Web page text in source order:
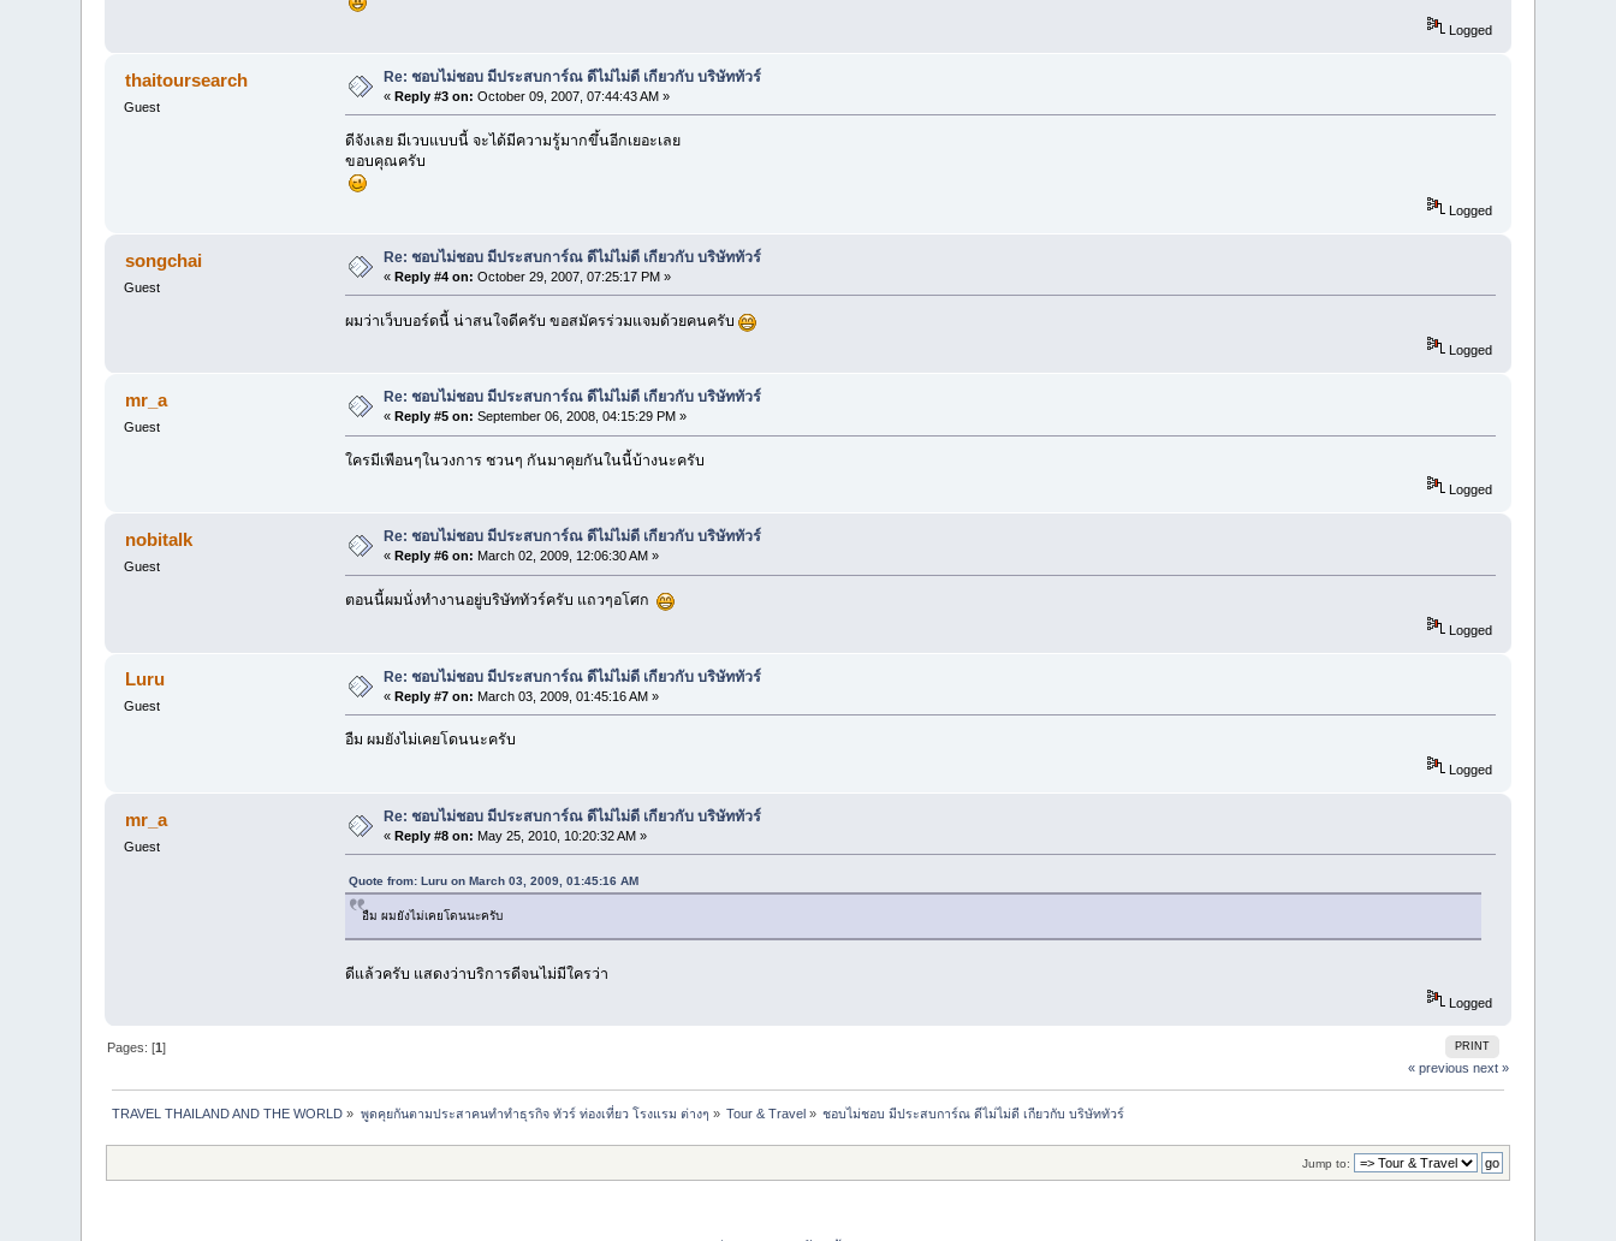
Logged
thaitoursearch
Guest
Re: ชอบไม่ชอบ มีประสบการ์ณ ดีไม่ไม่ดี เกียวกับ บริษัททัวร์
«Reply #3 on: October 09, 2007, 07:44:43 AM »
ดีจังเลย มีเวบแบบนี้ จะได้มีความรู้มากขึ้นอีกเยอะเลย
ขอบคุณครับ
Logged
songchai
Guest
Re: ชอบไม่ชอบ มีประสบการ์ณ ดีไม่ไม่ดี เกียวกับ บริษัททัวร์
«Reply #4 on: October 29, 2007, 07:25:17 PM »
ผมว่าเว็บบอร์ดนี้ น่าสนใจดีครับ ขอสมัครร่วมแจมด้วยคนครับ
Logged
mr_a
Guest
Re: ชอบไม่ชอบ มีประสบการ์ณ ดีไม่ไม่ดี เกียวกับ บริษัททัวร์
«Reply #5 on: September 06, 2008, 04:15:29 PM »
ใครมีเพือนๆในวงการ ชวนๆ กันมาคุยกันในนี้บ้างนะครับ
Logged
nobitalk
Guest
Re: ชอบไม่ชอบ มีประสบการ์ณ ดีไม่ไม่ดี เกียวกับ บริษัททัวร์
« Reply #6 on: March 02, 2009, 12:06:30 AM »
ตอนนี้ผมนั่งทำงานอยู่บริษัททัวร์ครับ แถวๆอโศก
Logged
Luru
Guest
Re: ชอบไม่ชอบ มีประสบการ์ณ ดีไม่ไม่ดี เกียวกับ บริษัททัวร์
«Reply #7 on: March 03, 2009, 01:45:16 AM »
อืม ผมยังไม่เคยโดนนะครับ
Logged
mr_a
Guest
Re: ชอบไม่ชอบ มีประสบการ์ณ ดีไม่ไม่ดี เกียวกับ บริษัททัวร์
«Reply #8 on: May 25, 2010, 10:20:32 AM »
Quote from: Luru on March 03, 2009, 01:45:16 AM
อืม ผมยังไม่เคยโดนนะครับ
ดีแล้วครับ แสดงว่าบริการดีจนไม่มีใครว่า
Logged
PRINT
Pages: [1]
« previous next »
TRAVEL THAILAND AND THE WORLD » พูดคุยกันตามประสาคนทำทำธุรกิจ ทัวร์ ท่องเที่ยว โรงแรม ต่างๆ » Tour & Travel » ชอบไม่ชอบ มีประสบการ์ณ ดีไม่ไม่ดี เกียวกับ บริษัททัวร์
Jump to: